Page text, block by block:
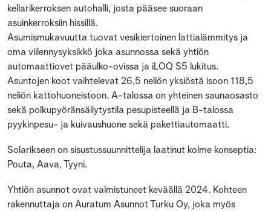
kellarikerroksen autohalli, josta pääsee suoraan
asuinkerroksiin hissillä.
Asumismukavuutta tuovat vesikiertoinen lattialämmitys ja
oma viilennysyksikkö joka asunnossa sekä yhtiön
automaattiovet pääulko-ovissa ja iLOQ S5 lukitus.
Asuntojen koot vaihtelevat 26,5 neliön yksiöstä isoon 118,5
neliön kattohuoneistoon. A-talossa on yhteinen saunaosasto
sekä polkupyöränsäilytystila pesupisteellä ja B-talossa
pyykinpesu- ja kuivaushuone sekä pakettiautomaatti.
Solarikseen on sisustussuunnittelija laatinut kolme konseptia:
Pouta, Aava, Tyyni.
Yhtiön asunnot ovat valmistuneet keväällä 2024. Kohteen
rakennuttaja on Auratum Asunnot Turku Oy, joka myös